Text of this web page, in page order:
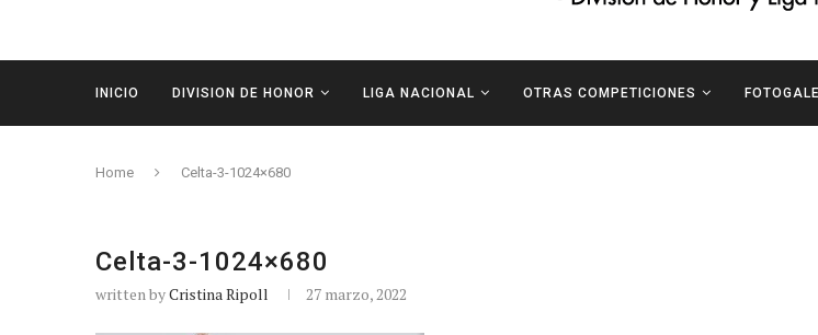
INICIO DIVISION DE HONOR LIGA NACIONAL OTRAS COMPETICIONES
Home Celta-3-1024×680
Celta-3-1024×680
written byCristina Ripoll 27 marzo, 2022